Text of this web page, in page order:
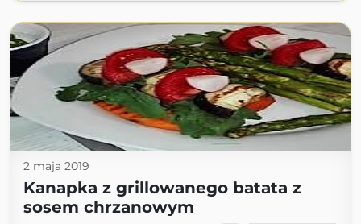
2 maja 2019
Kanapka z grillowanego batata z
sosem chrzanowym